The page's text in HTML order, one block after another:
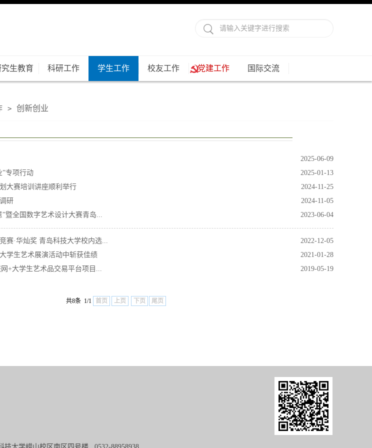
究生教育 科研工作 学生工作 校友工作 党建工作 国际交流
> 创新创业
2025-06-09
2025-01-13
”专项行动
2024-11-25
大赛培训讲座顺利举行
2024-11-05
研
2023-06-04
暨全国数字艺术设计大赛青岛...
2022-12-05
赛·华灿奖 青岛科技大学校内选...
2021-01-28
学生艺术展演活动中斩获佳绩
2019-05-19
网+大学生艺术品交易平台项目...
共8条 1/1 首页 上页 下页 尾页